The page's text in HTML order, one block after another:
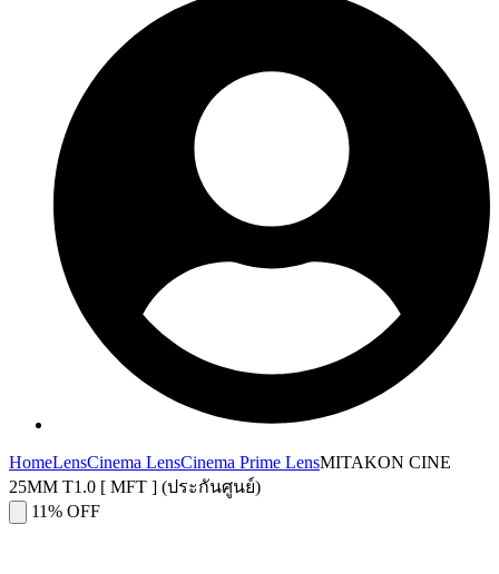
HomeLensCinema LensCinema Prime LensMITAKON CINE
25MM T1.0 [ MFT ] (ประกันศูนย์)
11% OFF